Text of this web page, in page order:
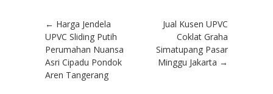
Post navigation
← Harga Jendela
UPVC Sliding Putih
Perumahan Nuansa
Asri Cipadu Pondok
Aren Tangerang
Jual Kusen UPVC
Coklat Graha
Simatupang Pasar
Minggu Jakarta →